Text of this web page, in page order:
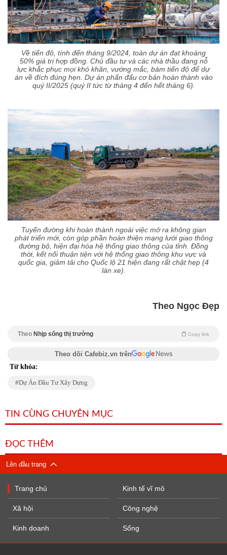
Về tiến độ, tính đến tháng 9/2024, toàn dự án đạt khoảng
50% giá trị hợp đồng. Chủ đầu tư và các nhà thầu đang nỗ
lực khắc phục mọi khó khăn, vướng mắc, bám tiến độ để dự
án về đích đúng hẹn. Dự án phấn đấu cơ bản hoàn thành vào
quý II/2025 (quý II tức từ tháng 4 đến hết tháng 6).
Tuyến đường khi hoàn thành ngoài việc mở ra không gian
phát triển mới, còn góp phần hoàn thiện mạng lưới giao thông
đường bộ, hiện đại hóa hệ thống giao thông của tỉnh. Đồng
thời, kết nối thuận tiện với hệ thống giao thông khu vực và
quốc gia, giảm tải cho Quốc lộ 21 hiện đang rất chật hẹp (4
làn xe).
Theo Ngọc Đẹp
Theo Nhịp sống thị trường Copy link
Theo dõi Cafebiz.vn trên
Từ khóa:
Dự Án Đầu Tư Xây Dựng
TIN CÙNG CHUYÊN MỤC
ĐỌC THÊM
Lên đầu trang
Trang chủ
Xã hội
Kinh doanh
Kinh tế vĩ mô
Công nghệ
Sống